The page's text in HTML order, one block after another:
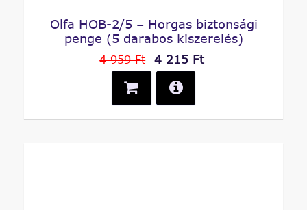
Olfa HOB-2/5 – Horgas biztonsági
penge (5 darabos kiszerelés)
4 959 Ft 4 215 Ft